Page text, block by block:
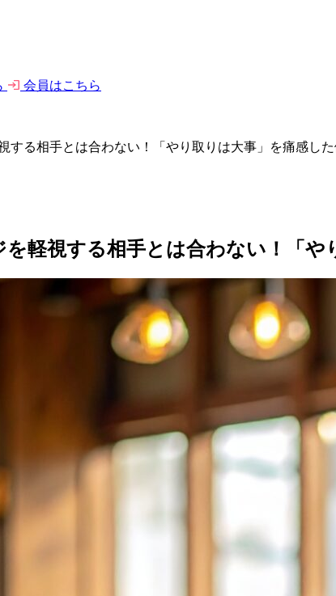
会員はこちら
する相手とは合わない！「やり取りは大事」を痛感し
を軽視する相手とは合わない！「